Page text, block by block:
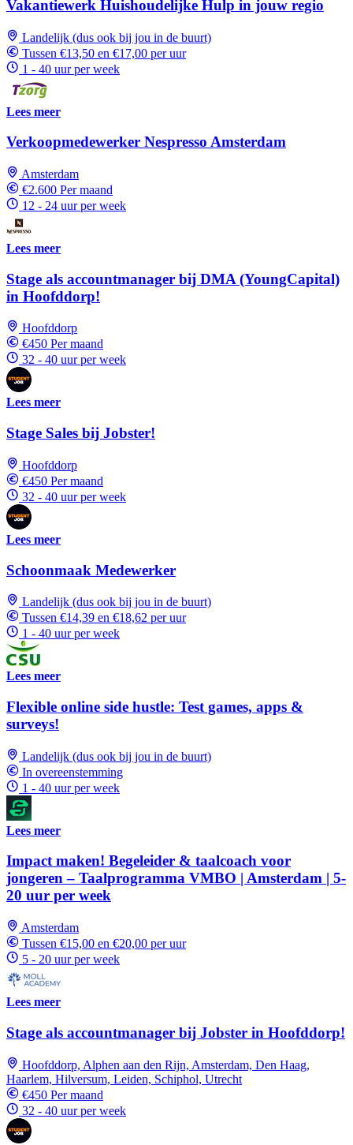
Vakantiewerk Huishoudelijke Hulp in jouw regio
Landelijk (dus ook bij jou in de buurt)
Tussen €13,50 en €17,00 per uur
1 - 40 uur per week
Lees meer
Verkoopmedewerker Nespresso Amsterdam
Amsterdam
€2.600 Per maand
12 - 24 uur per week
Lees meer
Stage als accountmanager bij DMA (YoungCapital)
in Hoofddorp!
Hoofddorp
€450 Per maand
32 - 40 uur per week
Lees meer
Stage Sales bij Jobster!
Hoofddorp
€450 Per maand
32 - 40 uur per week
Lees meer
Schoonmaak Medewerker
Landelijk (dus ook bij jou in de buurt)
Tussen €14,39 en €18,62 per uur
1 - 40 uur per week
Lees meer
Flexible online side hustle: Test games, apps &
surveys!
Landelijk (dus ook bij jou in de buurt)
In overeenstemming
1 - 40 uur per week
Lees meer
Impact maken! Begeleider & taalcoach voor
jongeren – Taalprogramma VMBO | Amsterdam | 5-
20 uur per week
Amsterdam
Tussen €15,00 en €20,00 per uur
5 - 20 uur per week
Lees meer
Stage als accountmanager bij Jobster in Hoofddorp!
Hoofddorp, Alphen aan den Rijn, Amsterdam, Den Haag,
Haarlem, Hilversum, Leiden, Schiphol, Utrecht
€450 Per maand
32 - 40 uur per week